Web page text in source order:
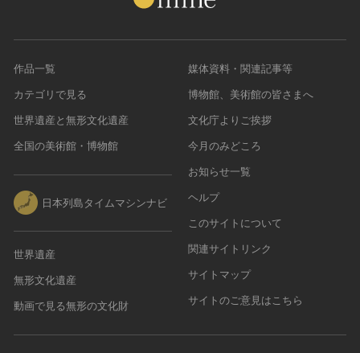
工芸技術
民俗芸能
作品一覧
カテゴリで見る
世界遺産と無形文化遺産
全国の美術館・博物館
日本列島タイムマシンナビ
世界遺産
無形文化遺産
動画で見る無形の文化財
媒体資料・関連記事等
博物館、美術館の皆さまへ
文化庁よりご挨拶
今月のみどころ
お知らせ一覧
ヘルプ
このサイトについて
関連サイトリンク
サイトマップ
サイトのご意見はこちら